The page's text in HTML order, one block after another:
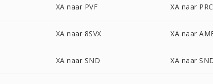
XA naar PVF XA naar PRC
XA naar 8SVX XA naar
XA naar SND XA naar